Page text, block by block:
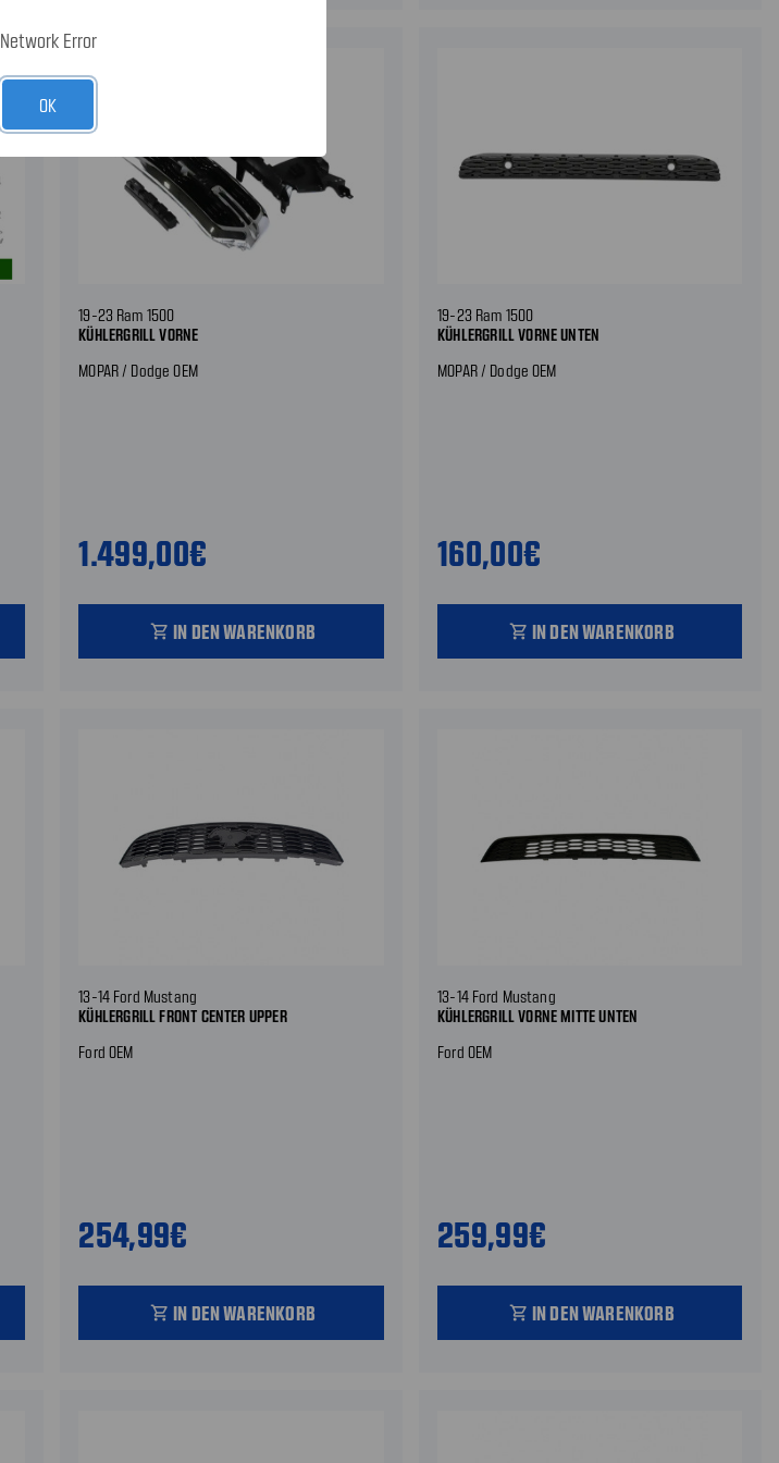
19-23 Ram 1500
KÜHLERGRILL VORNE
MOPAR / Dodge OEM
1.499,00€
shopping_cart IN DEN WARENKORB
19-23 Ram 1500
KÜHLERGRILL VORNE UNTEN
MOPAR / Dodge OEM
160,00€
shopping_cart IN DEN WARENKORB
13-14 Ford Mustang
KÜHLERGRILL FRONT CENTER UPPER
Ford OEM
254,99€
shopping_cart IN DEN WARENKORB
13-14 Ford Mustang
KÜHLERGRILL VORNE MITTE UNTEN
Ford OEM
259,99€
shopping_cart IN DEN WARENKORB
Network Error
OK